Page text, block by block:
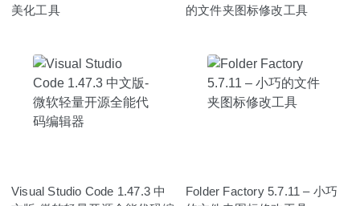
美化工具
的文件夹图标修改工具
Visual Studio Code 1.47.3 中
Folder Factory 5.7.11 – 小巧